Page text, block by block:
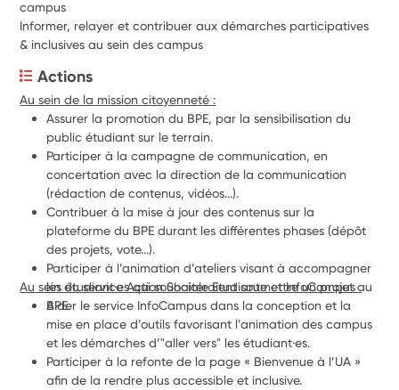
campus
Informer, relayer et contribuer aux démarches participatives
& inclusives au sein des campus
Actions
Au sein de la mission citoyenneté :
Assurer la promotion du BPE, par la sensibilisation du
public étudiant sur le terrain.
Participer à la campagne de communication, en
concertation avec la direction de la communication
(rédaction de contenus, vidéos...).
Contribuer à la mise à jour des contenus sur la
plateforme du BPE durant les différentes phases (dépôt
des projets, vote...).
Participer à l’animation d’ateliers visant à accompagner
les étudiant·es qui souhaiteraient soumettre un projet au
BPE.
Au sein du service Action Sociale Etudiante et InfoCampus :
Aider le service InfoCampus dans la conception et la
mise en place d’outils favorisant l’animation des campus
et les démarches d’"aller vers" les étudiant·es.
Participer à la refonte de la page « Bienvenue à l’UA »
afin de la rendre plus accessible et inclusive.